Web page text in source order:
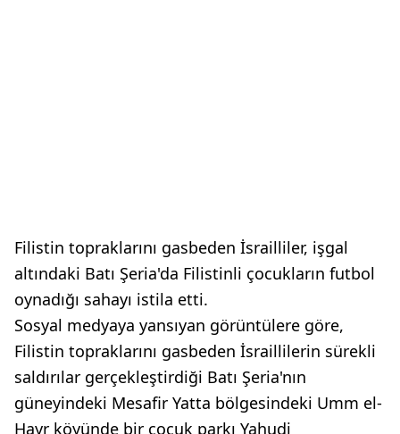
Filistin topraklarını gasbeden İsrailliler, işgal
altındaki Batı Şeria'da Filistinli çocukların futbol
oynadığı sahayı istila etti.
Sosyal medyaya yansıyan görüntülere göre,
Filistin topraklarını gasbeden İsraillilerin sürekli
saldırılar gerçekleştirdiği Batı Şeria'nın
güneyindeki Mesafir Yatta bölgesindeki Umm el-
Hayr köyünde bir çocuk parkı Yahudi